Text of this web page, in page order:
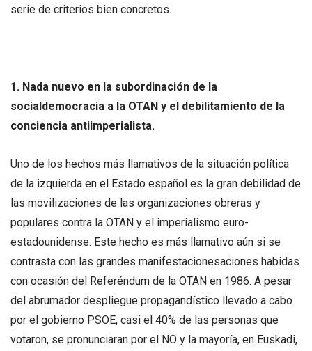
serie de criterios bien concretos.
1. Nada nuevo en la subordinación de la
socialdemocracia a la OTAN y el debilitamiento de la
conciencia antiimperialista.
Uno de los hechos más llamativos de la situación política
de la izquierda en el Estado español es la gran debilidad de
las movilizaciones de las organizaciones obreras y
populares contra la OTAN y el imperialismo euro-
estadounidense. Este hecho es más llamativo aún si se
contrasta con las grandes manifestacionesaciones habidas
con ocasión del Referéndum de la OTAN en 1986. A pesar
del abrumador despliegue propagandístico llevado a cabo
por el gobierno PSOE, casi el 40% de las personas que
votaron, se pronunciaran por el NO y la mayoría, en Euskadi,